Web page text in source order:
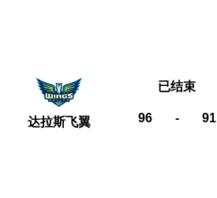
达拉斯飞翼 96 - 91
已结束